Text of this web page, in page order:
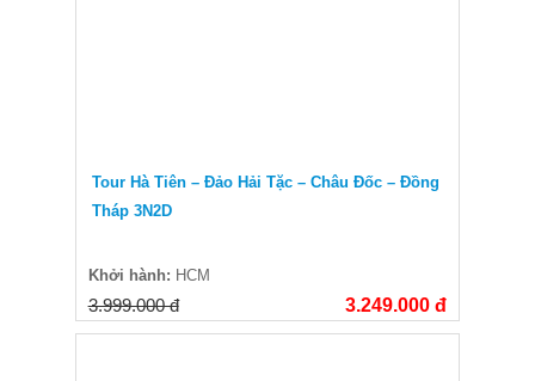
Tour Hà Tiên – Đảo Hải Tặc – Châu Đốc – Đồng
Tháp 3N2D
Khởi hành: HCM
3.999.000 đ 3.249.000 đ